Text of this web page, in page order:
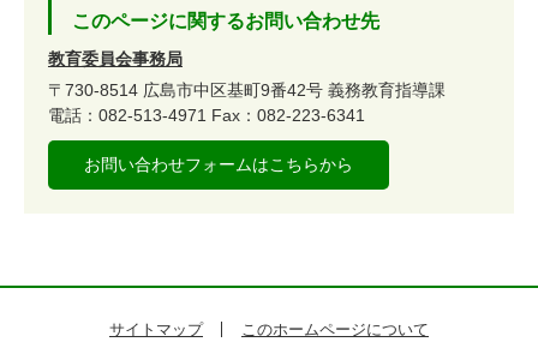
このページに関するお問い合わせ先
教育委員会事務局
〒730-8514 広島市中区基町9番42号 義務教育指導課
電話：082-513-4971 Fax：082-223-6341
お問い合わせフォームはこちらから
サイトマップ このホームページについて